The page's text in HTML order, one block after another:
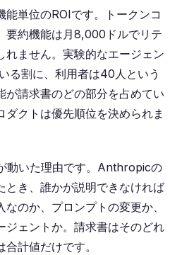
単位のROIです。トークンコ
要約機能は月8,000ドルでリテ
れません。実験的なエージェン
る割に、利用者は40人という
が請求書のどの部分を占めてい
クトは優先順位を決められま
動いた理由です。Anthropicの
とき、誰かが説明できなければ
のか、プロンプトの変更か、
ジェントか。請求書はそのどれ
計値だけです。